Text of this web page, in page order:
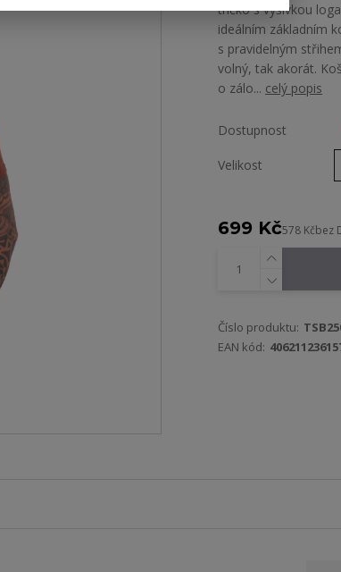
tričko s výšivkou
ideálním základním
s pravidelným
volný, tak akorát.
o zálo... celý popis
Dostupnost
Velikost
699 Kč578 Kčbez
Číslo produktu:
EAN kód: